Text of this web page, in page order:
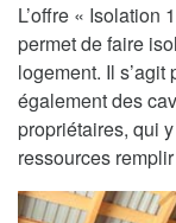
L’offre « Isolation
permet de faire
logement. Il
également des
propriétaires, qui
ressources